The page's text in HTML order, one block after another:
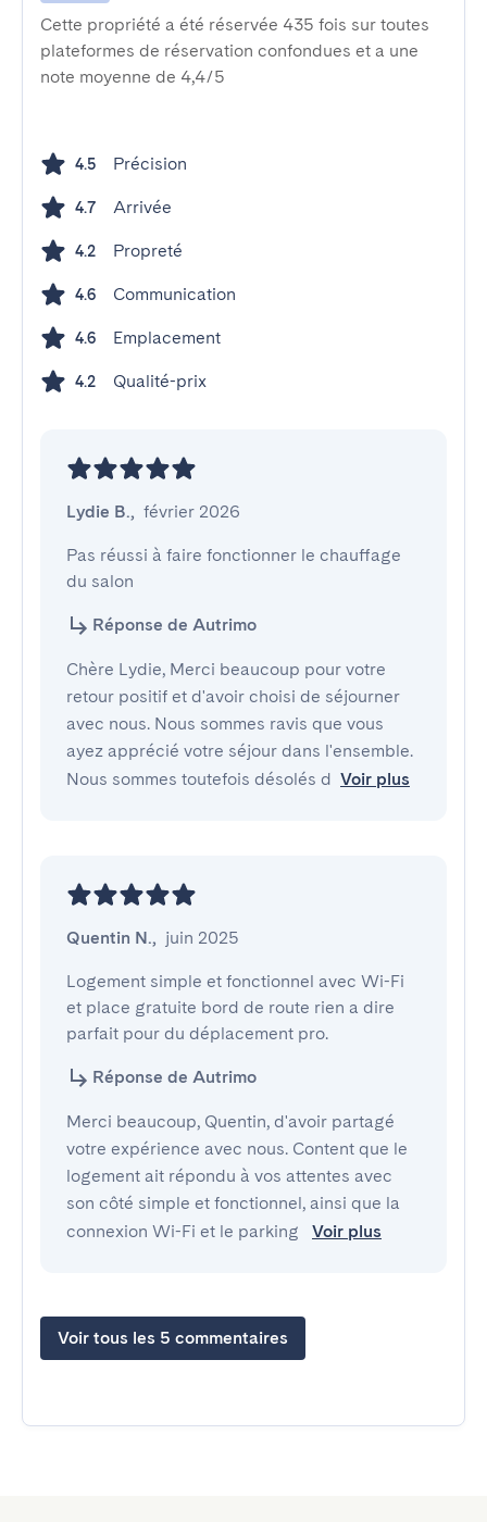
Cette propriété a été réservée 435 fois sur toutes
plateformes de réservation confondues et a une
note moyenne de 4,4/5
4.5 Précision
4.7 Arrivée
4.2 Propreté
4.6 Communication
4.6 Emplacement
4.2 Qualité-prix
Lydie B., février 2026
Pas réussi à faire fonctionner le chauffage
du salon
Réponse de Autrimo
Chère Lydie, Merci beaucoup pour votre
retour positif et d'avoir choisi de séjourner
avec nous. Nous sommes ravis que vous
ayez apprécié votre séjour dans l'ensemble.
Nous sommes toutefois désolés d Voir plus
Quentin N., juin 2025
Logement simple et fonctionnel avec Wi-Fi
et place gratuite bord de route rien a dire
parfait pour du déplacement pro.
Réponse de Autrimo
Merci beaucoup, Quentin, d'avoir partagé
votre expérience avec nous. Content que le
logement ait répondu à vos attentes avec
son côté simple et fonctionnel, ainsi que la
connexion Wi-Fi et le parking
Voir plus
Voir tous les 5 commentaires